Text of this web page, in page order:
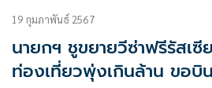
19 กุมภาพันธ์ 2567
นายกฯ ชูขยายวีซ่าฟรีรัสเ
ท่องเที่ยวพุ่งเกินล้าน ขอบิ